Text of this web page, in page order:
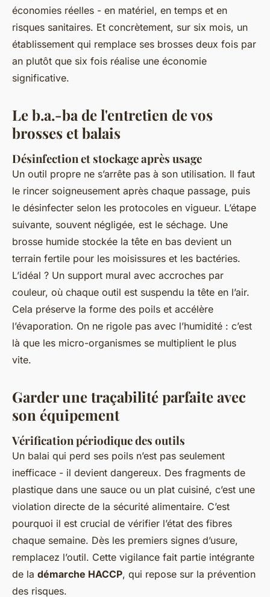
économies réelles - en matériel, en temps et en
risques sanitaires. Et concrètement, sur six mois, un
établissement qui remplace ses brosses deux fois par
an plutôt que six fois réalise une économie
significative.
Le b.a.-ba de l'entretien de vos
brosses et balais
Désinfection et stockage après usage
Un outil propre ne s’arrête pas à son utilisation. Il faut
le rincer soigneusement après chaque passage, puis
le désinfecter selon les protocoles en vigueur. L’étape
suivante, souvent négligée, est le séchage. Une
brosse humide stockée la tête en bas devient un
terrain fertile pour les moisissures et les bactéries.
L’idéal ? Un support mural avec accroches par
couleur, où chaque outil est suspendu la tête en l’air.
Cela préserve la forme des poils et accélère
l’évaporation. On ne rigole pas avec l’humidité : c’est
là que les micro-organismes se multiplient le plus
vite.
Garder une traçabilité parfaite avec
son équipement
Vérification périodique des outils
Un balai qui perd ses poils n’est pas seulement
inefficace - il devient dangereux. Des fragments de
plastique dans une sauce ou un plat cuisiné, c’est une
violation directe de la sécurité alimentaire. C’est
pourquoi il est crucial de vérifier l’état des fibres
chaque semaine. Dès les premiers signes d’usure,
remplacez l’outil. Cette vigilance fait partie intégrante
de la démarche HACCP, qui repose sur la prévention
des risques.